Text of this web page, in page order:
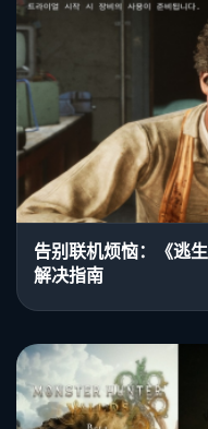
告别联机烦恼：《逃
解决指南